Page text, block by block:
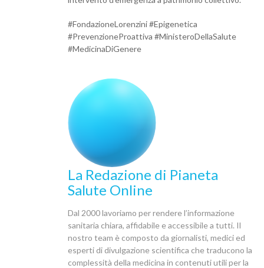
#FondazioneLorenzini #Epigenetica
#PrevenzioneProattiva #MinisteroDellaSalute
#MedicinaDiGenere
La Redazione di Pianeta
Salute Online
Dal 2000 lavoriamo per rendere l’informazione
sanitaria chiara, affidabile e accessibile a tutti. Il
nostro team è composto da giornalisti, medici ed
esperti di divulgazione scientifica che traducono la
complessità della medicina in contenuti utili per la